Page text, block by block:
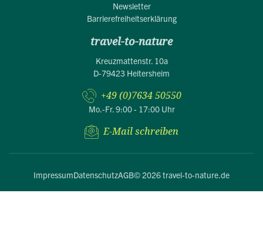
Newsletter
Barrierefreiheitserklärung
travel-to-nature
Kreuzmattenstr. 10a
D-79423 Heitersheim
+49 (0)7634 50550
Mo.-Fr. 9:00 - 17:00 Uhr
E-Mail schreiben
ImpressumDatenschutzAGB© 2026 travel-to-nature.de